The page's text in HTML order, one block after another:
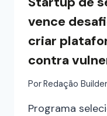
vence
criar
contra
PorRedação
Programa